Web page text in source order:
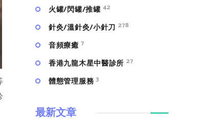
火罐/閃罐/推罐 42
針灸/溫針灸/小針刀 278
⾳頻療癒 7
香港九龍木星中醫診所 27
體態管理服務 3
最新文章